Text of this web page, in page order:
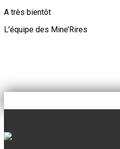
A très bientôt
L’équipe des Mine’Rires